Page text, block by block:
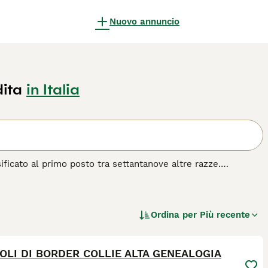
Nuovo annuncio
in Italia
al primo posto tra settantanove altre razze.
Ordina per Più recente
DI BORDER COLLIE ALTA GENEALOGIA